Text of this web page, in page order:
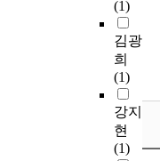
(1)
김광
희
(1)
강지
현
(1)